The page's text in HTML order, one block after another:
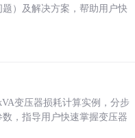
）及解决方案，帮助用户快
变压器损耗计算实例，分步
，指导用户快速掌握变压器